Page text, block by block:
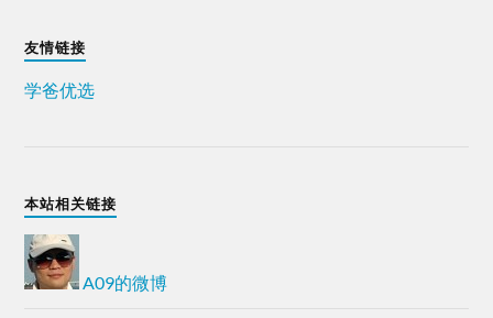
友情链接
学爸优选
本站相关链接
A09的微博